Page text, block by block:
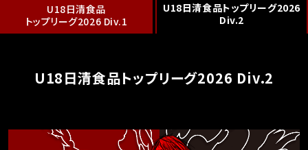
U18日清食品
トップリーグ2026 Div.1
U18日清食品トップリーグ2026
Div.2
U18日清食品トップリーグ2026 Div.2